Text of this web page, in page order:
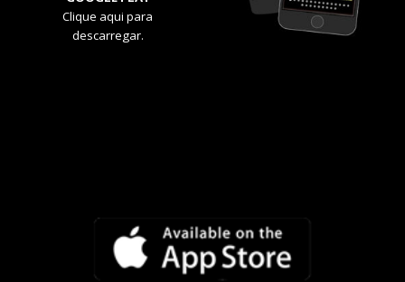
Clique aqui para
descarregar.